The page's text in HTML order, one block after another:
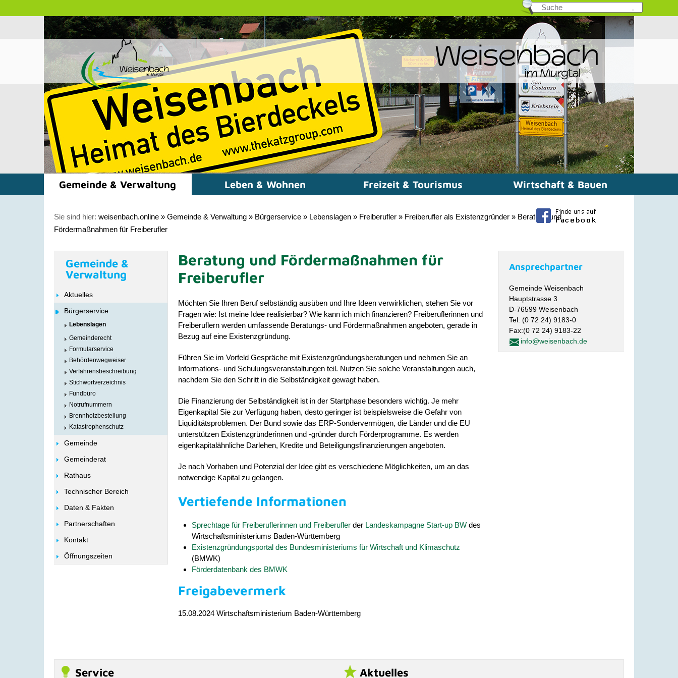
Gemeinde & Verwaltung Leben & Wohnen Freizeit & Tourismus Wirtschaft & Bauen
Sie sind hier: weisenbach.online » Gemeinde & Verwaltung » Bürgerservice » Lebenslagen » Freiberufler » Freiberufler als Existenzgründer » Beratung und
Fördermaßnahmen für Freiberufler
Gemeinde &
Verwaltung
Aktuelles
Bürgerservice
Lebenslagen
Gemeinderecht
Formularservice
Behördenwegweiser
Verfahrensbeschreibung
Stichwortverzeichnis
Fundbüro
Notrufnummern
Brennholzbestellung
Katastrophenschutz
Gemeinde
Gemeinderat
Rathaus
Technischer Bereich
Daten & Fakten
Partnerschaften
Kontakt
Öffnungszeiten
Beratung und Fördermaßnahmen für
Freiberufler
Möchten Sie Ihren Beruf selbständig ausüben und Ihre Ideen verwirklichen, stehen Sie vor
Fragen wie: Ist meine Idee realisierbar? Wie kann ich mich finanzieren? Freiberuflerinnen und
Freiberuflern werden umfassende Beratungs- und Fördermaßnahmen angeboten, gerade in
Bezug auf eine Existenzgründung.
Führen Sie im Vorfeld Gespräche mit Existenzgründungsberatungen und nehmen Sie an
Informations- und Schulungsveranstaltungen teil. Nutzen Sie solche Veranstaltungen auch,
nachdem Sie den Schritt in die Selbständigkeit gewagt haben.
Die Finanzierung der Selbständigkeit ist in der Startphase besonders wichtig. Je mehr
Eigenkapital Sie zur Verfügung haben, desto geringer ist beispielsweise die Gefahr von
Liquiditätsproblemen. Der Bund sowie das ERP-Sondervermögen, die Länder und die EU
unterstützen Existenzgründerinnen und -gründer durch Förderprogramme. Es werden
eigenkapitalähnliche Darlehen, Kredite und Beteiligungsfinanzierungen angeboten.
Je nach Vorhaben und Potenzial der Idee gibt es verschiedene Möglichkeiten, um an das
notwendige Kapital zu gelangen.
Vertiefende Informationen
Sprechtage für Freiberuflerinnen und Freiberufler der Landeskampagne Start-up BW des
Wirtschaftsministeriums Baden-Württemberg
Existenzgründungsportal des Bundesministeriums für Wirtschaft und Klimaschutz
(BMWK)
Förderdatenbank des BMWK
Freigabevermerk
15.08.2024 Wirtschaftsministerium Baden-Württemberg
Ansprechpartner
Gemeinde Weisenbach
Hauptstrasse 3
D-76599 Weisenbach
Tel. (0 72 24) 9183-0
Fax:(0 72 24) 9183-22
info@weisenbach.de
Service Aktuelles